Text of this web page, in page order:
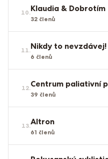
10.Klaudia & Dobrotím
32 členů
11.Nikdy to nevzdávej!
6 členů
12.Centrum paliativní
39 členů
13.Altron
61 členů